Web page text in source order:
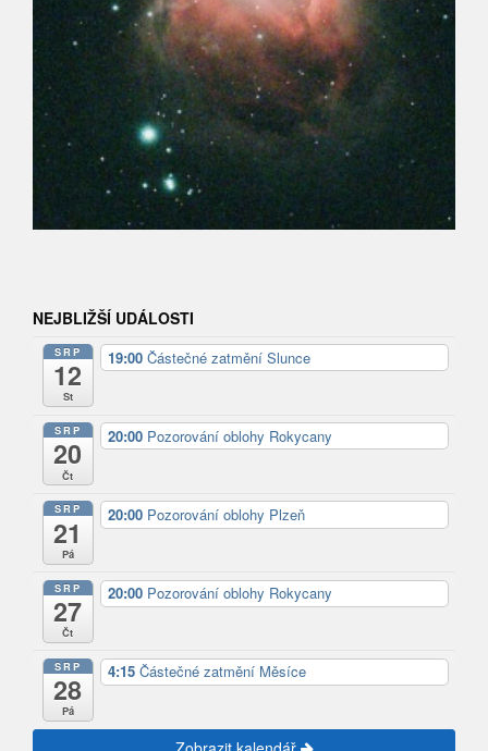
NEJBLIŽŠÍ UDÁLOSTI
SRP
12
St
19:00 Částečné zatmění Slunce
SRP
20
Čt
20:00 Pozorování oblohy Rokycany
SRP
21
Pá
20:00 Pozorování oblohy Plzeň
SRP
27
Čt
20:00 Pozorování oblohy Rokycany
SRP
28
Pá
4:15 Částečné zatmění Měsíce